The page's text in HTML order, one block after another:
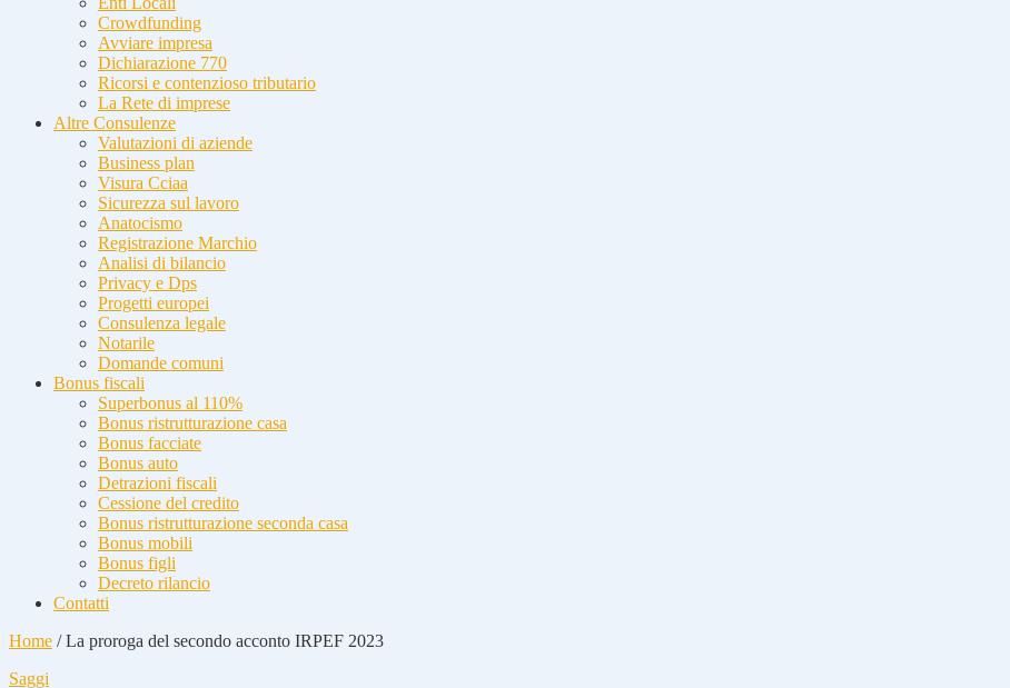
Crowdfunding
Avviare impresa
Dichiarazione 770
Ricorsi e contenzioso tributario
La Rete di imprese
Altre Consulenze
Valutazioni di aziende
Business plan
Visura Cciaa
Sicurezza sul lavoro
Anatocismo
Registrazione Marchio
Analisi di bilancio
Privacy e Dps
Progetti europei
Consulenza legale
Notarile
Domande comuni
Bonus fiscali
Superbonus al 110%
Bonus ristrutturazione casa
Bonus facciate
Bonus auto
Detrazioni fiscali
Cessione del credito
Bonus ristrutturazione seconda casa
Bonus mobili
Bonus figli
Decreto rilancio
Contatti
Home /La proroga del secondo acconto IRPEF 2023
Saggi